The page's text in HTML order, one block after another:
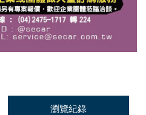
瀏覽紀錄